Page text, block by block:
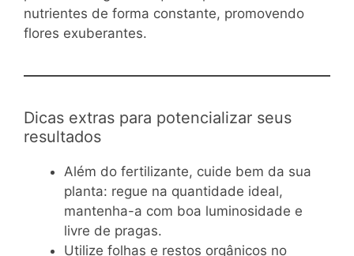
nutrientes de forma constante, promovendo
flores exuberantes.
Dicas extras para potencializar seus
resultados
Além do fertilizante, cuide bem da sua
planta: regue na quantidade ideal,
mantenha-a com boa luminosidade e
livre de pragas.
Utilize folhas e restos orgânicos no